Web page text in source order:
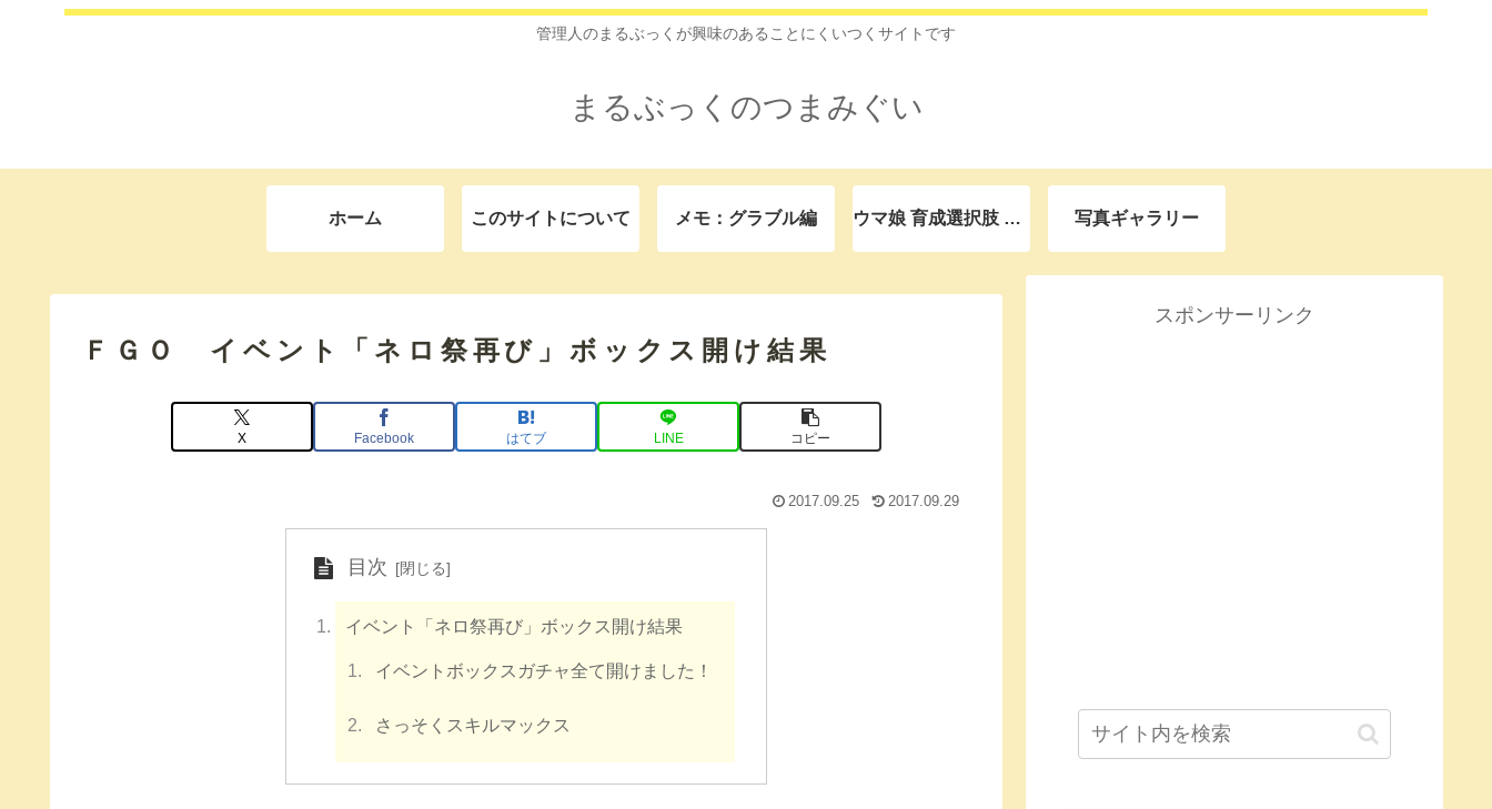
管理人のまるぶっくが興味のあることにくいつくサイトです
まるぶっくのつまみぐい
ホーム このサイトについて メモ：グラブル編 ウマ娘 育成選択肢 キャラ一覧リンク集 写真ギャラリー
ＦＧＯ イベント「ネロ祭再び」ボックス開け結果
X Facebook はてブ LINE コピー
2017.09.25 2017.09.29
目次
イベント「ネロ祭再び」ボックス開け結果
イベントボックスガチャ全て開けました！
さっそくスキルマックス
スポンサーリンク